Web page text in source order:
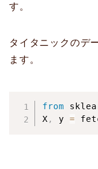
す。
タイタニックのデ
ます。
from
X , y =